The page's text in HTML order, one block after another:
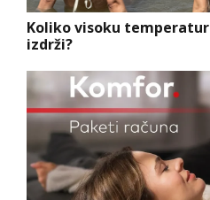
Koliko visoku
izdrži?